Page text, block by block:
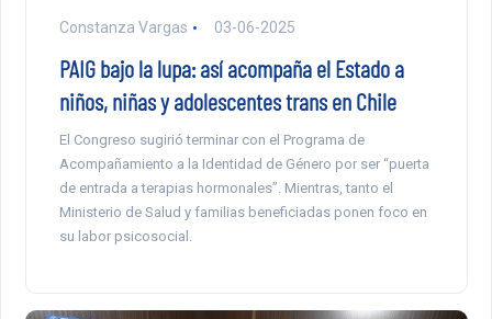
Constanza Vargas 03-06-2025
PAIG bajo la lupa: así acompaña el Estado a
niños, niñas y adolescentes trans en Chile
El Congreso sugirió terminar con el Programa de
Acompañamiento a la Identidad de Género por ser “puerta
de entrada a terapias hormonales”. Mientras, tanto el
Ministerio de Salud y familias beneficiadas ponen foco en
su labor psicosocial.